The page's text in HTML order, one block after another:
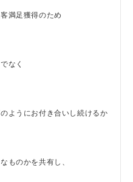
満足獲得のため
なく
ようにお付き合いし続けるか
ものかを共有し、